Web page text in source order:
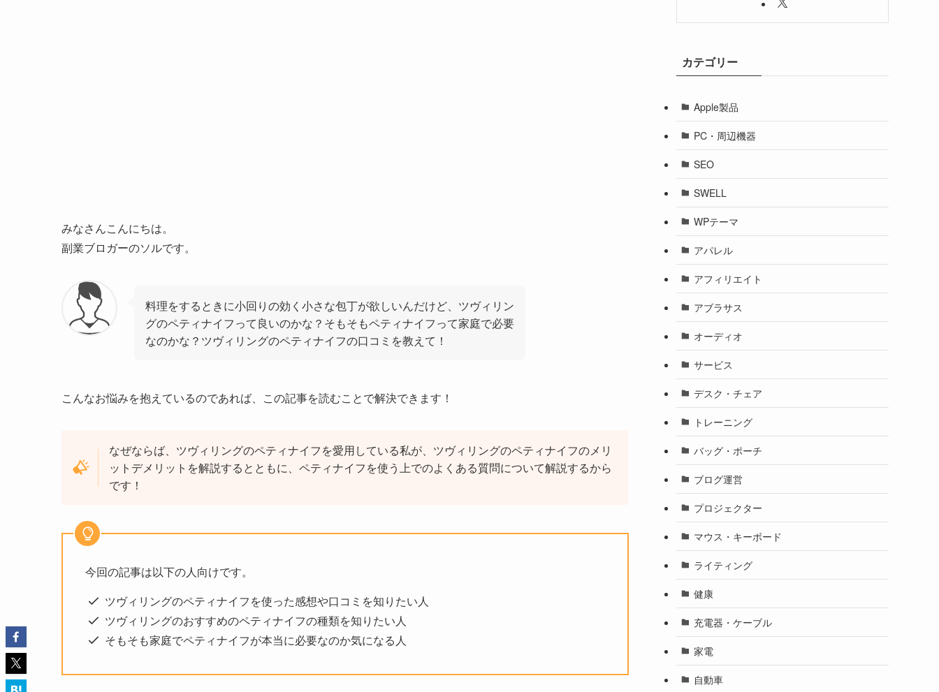
みなさんこんにちは。
副業ブロガーのソルです。
料理をするときに小回りの効く小さな包丁が欲しいんだけど、ツヴィリン
グのペティナイフって良いのかな？そもそもペティナイフって家庭で必要
なのかな？ツヴィリングのペティナイフの口コミを教えて！
こんなお悩みを抱えているのであれば、この記事を読むことで解決できます！
なぜならば、ツヴィリングのペティナイフを愛用している私が、ツヴィリングのペティナイフのメリ
ットデメリットを解説するとともに、ペティナイフを使う上でのよくある質問について解説するから
です！
今回の記事は以下の人向けです。
ツヴィリングのペティナイフを使った感想や口コミを知りたい人
ツヴィリングのおすすめのペティナイフの種類を知りたい人
そもそも家庭でペティナイフが本当に必要なのか気になる人
カテゴリー
Apple製品
PC・周辺機器
SEO
SWELL
WPテーマ
アパレル
アフィリエイト
アブラサス
オーディオ
サービス
デスク・チェア
トレーニング
バッグ・ポーチ
ブログ運営
プロジェクター
マウス・キーボード
ライティング
健康
充電器・ケーブル
家電
自動車